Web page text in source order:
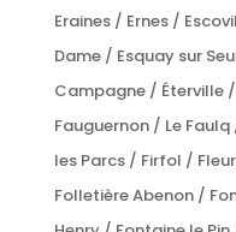
Eraines / Ernes /
Dame / Esquay sur
Campagne / Éterville
Fauguernon / Le
les Parcs / Firfol /
Folletière Abenon /